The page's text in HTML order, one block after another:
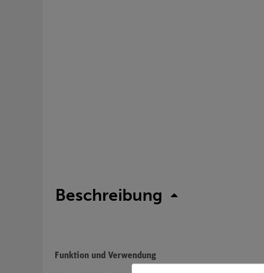
Beschreibung
Funktion und Verwendung